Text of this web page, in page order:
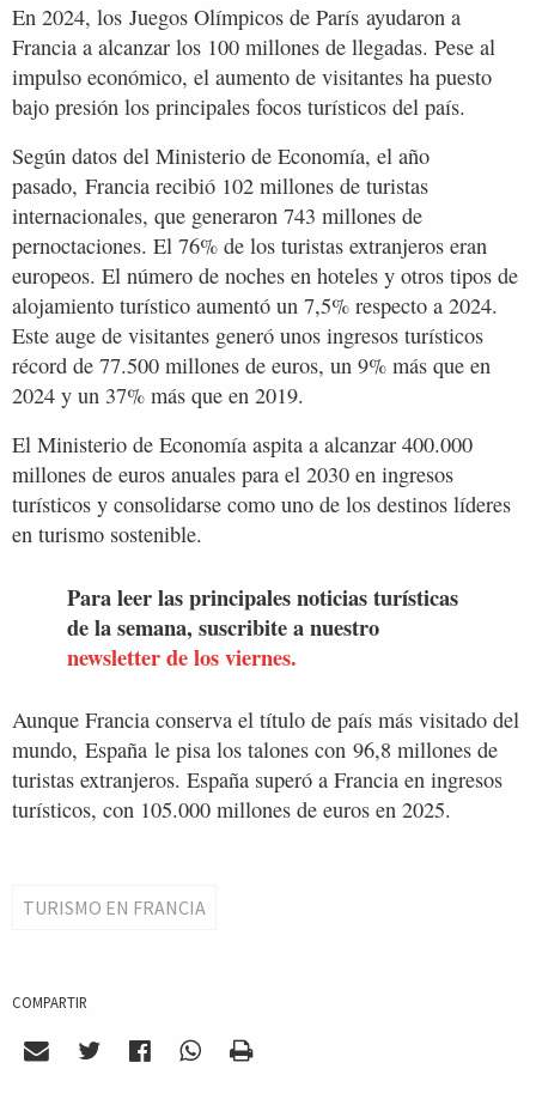
En 2024, los Juegos Olímpicos de París ayudaron a
Francia a alcanzar los 100 millones de llegadas. Pese al
impulso económico, el aumento de visitantes ha puesto
bajo presión los principales focos turísticos del país.
Según datos del Ministerio de Economía, el año
pasado, Francia recibió 102 millones de turistas
internacionales, que generaron 743 millones de
pernoctaciones. El 76% de los turistas extranjeros eran
europeos. El número de noches en hoteles y otros tipos de
alojamiento turístico aumentó un 7,5% respecto a 2024.
Este auge de visitantes generó unos ingresos turísticos
récord de 77.500 millones de euros, un 9% más que en
2024 y un 37% más que en 2019.
El Ministerio de Economía aspita a alcanzar 400.000
millones de euros anuales para el 2030 en ingresos
turísticos y consolidarse como uno de los destinos líderes
en turismo sostenible.
Para leer las principales noticias turísticas
de la semana, suscribite a nuestro
newsletter de los viernes.
Aunque Francia conserva el título de país más visitado del
mundo, España le pisa los talones con 96,8 millones de
turistas extranjeros. España superó a Francia en ingresos
turísticos, con 105.000 millones de euros en 2025.
TURISMO EN FRANCIA
COMPARTIR